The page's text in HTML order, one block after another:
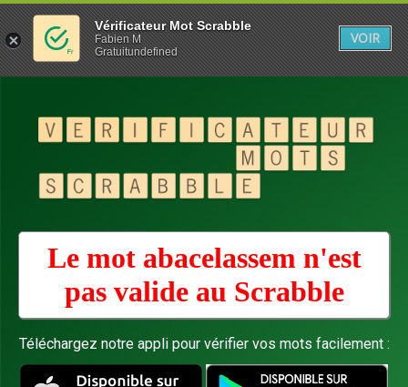
Le mot abacelassem n'est
pas valide au Scrabble
Téléchargez notre appli pour vérifier vos mots facilement :
Vérificateur Mot Scrabble
Fabien M
Gratuitundefined
VOIR